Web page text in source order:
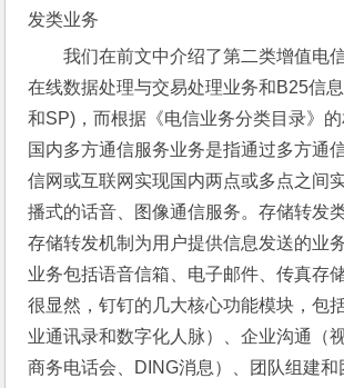
发类业务
我们在前文中介绍了第二类增值电
在线数据处理与交易处理业务和B25信
和SP)，而根据《电信业务分类目录》的
国内多方通信服务业务是指通过多方通
信网或互联网实现国内两点或多点之间
播式的话音、图像通信服务。存储转发
存储转发机制为用户提供信息发送的业
业务包括语音信箱、电子邮件、传真存
很显然，钉钉的几大核心功能模块，包
业通讯录和数字化人脉）、企业沟通（
商务电话会、DING消息）、团队组建和